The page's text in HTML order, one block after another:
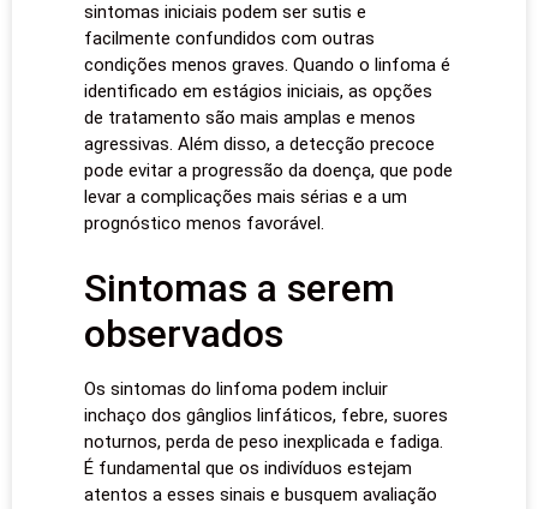
sintomas iniciais podem ser sutis e
facilmente confundidos com outras
condições menos graves. Quando o linfoma é
identificado em estágios iniciais, as opções
de tratamento são mais amplas e menos
agressivas. Além disso, a detecção precoce
pode evitar a progressão da doença, que pode
levar a complicações mais sérias e a um
prognóstico menos favorável.
Sintomas a serem
observados
Os sintomas do linfoma podem incluir
inchaço dos gânglios linfáticos, febre, suores
noturnos, perda de peso inexplicada e fadiga.
É fundamental que os indivíduos estejam
atentos a esses sinais e busquem avaliação